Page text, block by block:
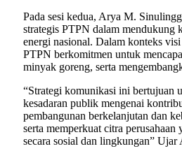
Pada sesi kedua, Arya M.
strategis PTPN dalam mendukung
energi nasional. Dalam konteks
PTPN berkomitmen untuk
minyak goreng, serta
“Strategi komunikasi ini bertujuan
kesadaran publik mengenai
pembangunan berkelanjutan dan
serta memperkuat citra
secara sosial dan lingkungan” Ujar